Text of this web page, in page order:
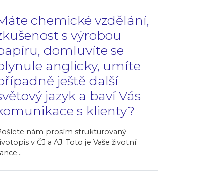
chemické vzdělání,
s výrobou
domluvíte se
anglicky, umíte
ještě další
jazyk a baví Vás
s klienty?
nám prosím strukturovaný
v ČJ a AJ. Toto je Vaše životní